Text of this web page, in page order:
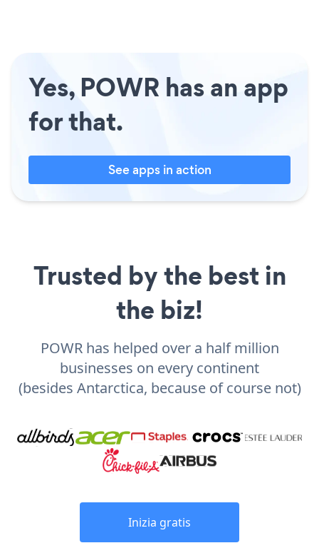
Yes, POWR has an app
for that.
See apps in action
Trusted by the best in
the biz!
POWR has helped over a half million
businesses on every continent
(besides Antarctica, because of course not)
Inizia gratis